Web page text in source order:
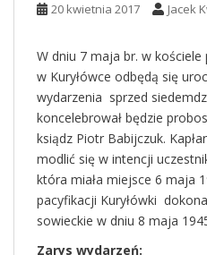
20 kwietnia 2017 Jacek
W dniu 7 maja br. w kościele
w Kuryłówce odbędą się
wydarzenia sprzed
koncelebrował będzie
ksiądz Piotr Babijczuk.
modlić się w intencji
która miała miejsce 6 maja
pacyfikacji Kuryłówki
sowieckie w dniu 8 maja
Zarys wydarzeń: